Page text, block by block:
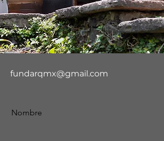
fundarqmx@gmail.com
Nombre